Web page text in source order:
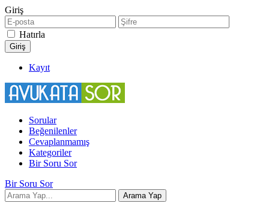
Giriş
Hatırla
Kayıt
Sorular
Beğenilenler
Cevaplanmamış
Kategoriler
Bir Soru Sor
Bir Soru Sor